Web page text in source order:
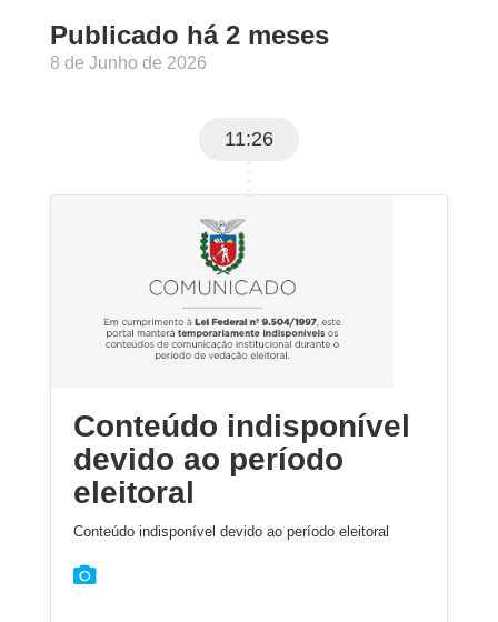
Publicado há 2 meses
8 de Junho de 2026
11:26
Conteúdo indisponível
devido ao período
eleitoral
Conteúdo indisponível devido ao período eleitoral